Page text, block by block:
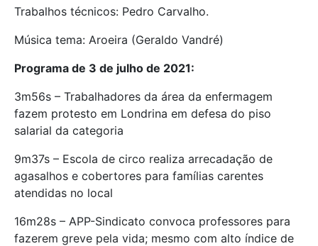
Trabalhos técnicos: Pedro Carvalho.
Música tema: Aroeira (Geraldo Vandré)
Programa de 3 de julho de 2021:
3m56s – Trabalhadores da área da enfermagem
fazem protesto em Londrina em defesa do piso
salarial da categoria
9m37s – Escola de circo realiza arrecadação de
agasalhos e cobertores para famílias carentes
atendidas no local
16m28s – APP-Sindicato convoca professores para
fazerem greve pela vida; mesmo com alto índice de